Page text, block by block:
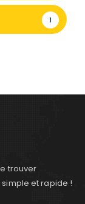
1
trouver
et rapide !